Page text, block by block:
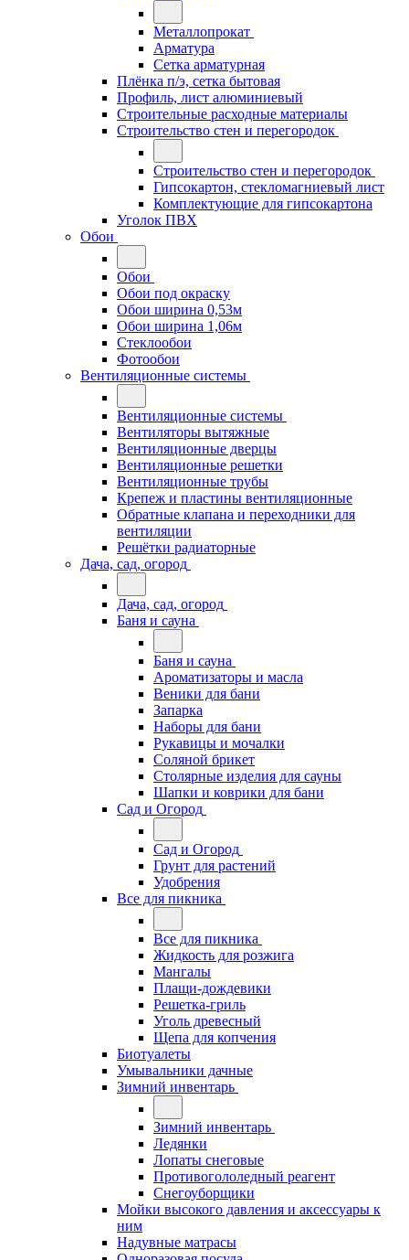
Металлопрокат
Арматура
Сетка арматурная
Плёнка п/э, сетка бытовая
Профиль, лист алюминиевый
Строительные расходные материалы
Строительство стен и перегородок
Строительство стен и перегородок
Гипсокартон, стекломагниевый лист
Комплектующие для гипсокартона
Уголок ПВХ
Обои
Обои
Обои под окраску
Обои ширина 0,53м
Обои ширина 1,06м
Стеклообои
Фотообои
Вентиляционные системы
Вентиляционные системы
Вентиляторы вытяжные
Вентиляционные дверцы
Вентиляционные решетки
Вентиляционные трубы
Крепеж и пластины вентиляционные
Обратные клапана и переходники для
вентиляции
Решётки радиаторные
Дача, сад, огород
Дача, сад, огород
Баня и сауна
Баня и сауна
Ароматизаторы и масла
Веники для бани
Запарка
Наборы для бани
Рукавицы и мочалки
Соляной брикет
Столярные изделия для сауны
Шапки и коврики для бани
Сад и Огород
Сад и Огород
Грунт для растений
Удобрения
Все для пикника
Все для пикника
Жидкость для розжига
Мангалы
Плащи-дождевики
Решетка-гриль
Уголь древесный
Щепа для копчения
Биотуалеты
Умывальники дачные
Зимний инвентарь
Зимний инвентарь
Ледянки
Лопаты снеговые
Противогололедный реагент
Снегоуборщики
Мойки высокого давления и аксессуары к
ним
Надувные матрасы